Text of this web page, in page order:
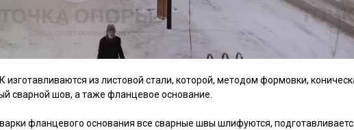
из листовой стали, которой, методом формовки,
сварной шов, а таже фланцевое основание.
фланцевого основания все сварные швы шлифуются,